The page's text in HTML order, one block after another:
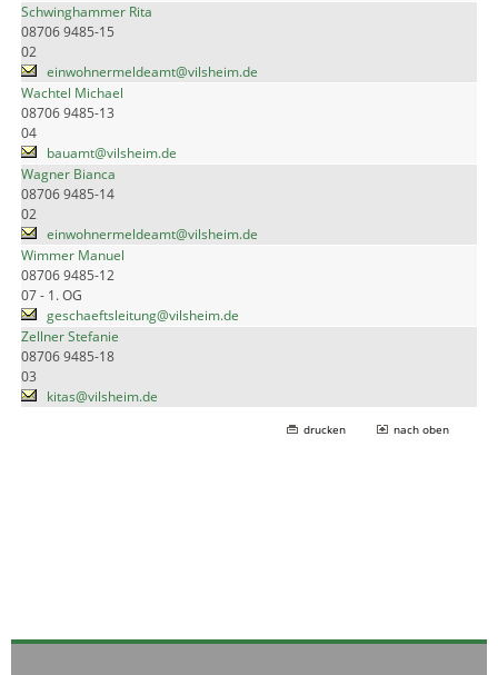
Schwinghammer Rita
08706 9485-15
02
einwohnermeldeamt@vilsheim.de
Wachtel Michael
08706 9485-13
04
bauamt@vilsheim.de
Wagner Bianca
08706 9485-14
02
einwohnermeldeamt@vilsheim.de
Wimmer Manuel
08706 9485-12
07 - 1. OG
geschaeftsleitung@vilsheim.de
Zellner Stefanie
08706 9485-18
03
kitas@vilsheim.de
drucken nach oben